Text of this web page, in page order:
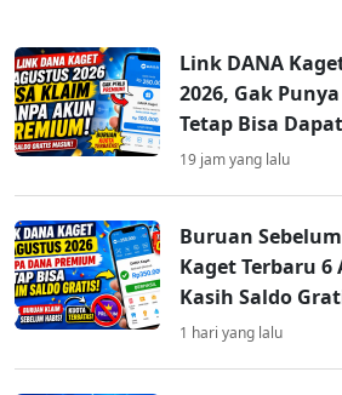
Link DANA
2026, Gak
Tetap Bisa
19 jam yang lalu
Buruan
Kaget Terbaru 6
Kasih Saldo
1 hari yang lalu